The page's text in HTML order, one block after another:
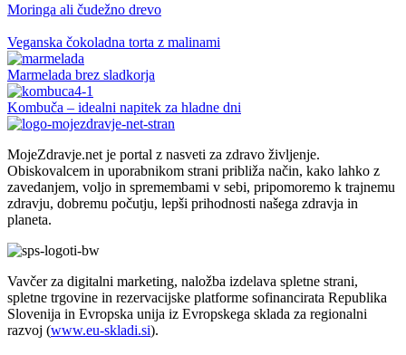
Moringa ali čudežno drevo
Veganska čokoladna torta z malinami
Marmelada brez sladkorja
Kombuča – idealni napitek za hladne dni
MojeZdravje.net je portal z nasveti za zdravo življenje.
Obiskovalcem in uporabnikom strani približa način, kako lahko z
zavedanjem, voljo in spremembami v sebi, pripomoremo k trajnemu
zdravju, dobremu počutju, lepši prihodnosti našega zdravja in
planeta.
Vavčer za digitalni marketing, naložba izdelava spletne strani,
spletne trgovine in rezervacijske platforme sofinancirata Republika
Slovenija in Evropska unija iz Evropskega sklada za regionalni
razvoj (www.eu-skladi.si).